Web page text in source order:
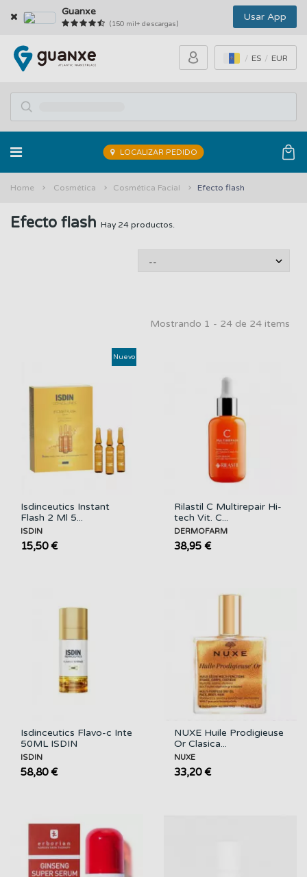
Guanxe
(150 mil+ descargas)
Usar App
ES EUR
LOCALIZAR PEDIDO
Home Cosmética Cosmética Facial Efecto flash
Efecto flash Hay 24 productos.
Mostrando 1 - 24 de 24 items
Isdinceutics Instant
Flash 2 Ml 5...
ISDIN
15,50 €
Nuevo
Rilastil C Multirepair Hi-
tech Vit. C...
DERMOFARM
38,95 €
Isdinceutics Flavo-c Inte
50ML ISDIN
ISDIN
58,80 €
NUXE Huile Prodigieuse
Or Clasica...
NUXE
33,20 €